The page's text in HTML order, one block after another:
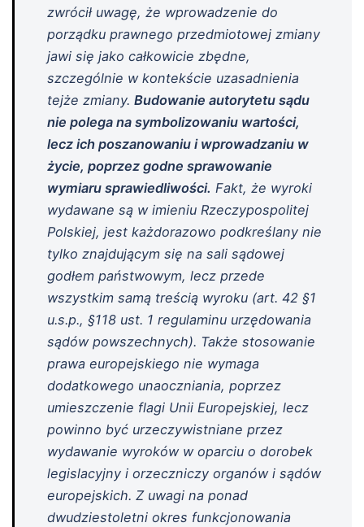
zwrócił uwagę, że wprowadzenie do
porządku prawnego przedmiotowej zmiany
jawi się jako całkowicie zbędne,
szczególnie w kontekście uzasadnienia
tejże zmiany. Budowanie autorytetu sądu
nie polega na symbolizowaniu wartości,
lecz ich poszanowaniu i wprowadzaniu w
życie, poprzez godne sprawowanie
wymiaru sprawiedliwości. Fakt, że wyroki
wydawane są w imieniu Rzeczypospolitej
Polskiej, jest każdorazowo podkreślany nie
tylko znajdującym się na sali sądowej
godłem państwowym, lecz przede
wszystkim samą treścią wyroku (art. 42 §1
u.s.p., §118 ust. 1 regulaminu urzędowania
sądów powszechnych). Także stosowanie
prawa europejskiego nie wymaga
dodatkowego unaoczniania, poprzez
umieszczenie flagi Unii Europejskiej, lecz
powinno być urzeczywistniane przez
wydawanie wyroków w oparciu o dorobek
legislacyjny i orzeczniczy organów i sądów
europejskich. Z uwagi na ponad
dwudziestoletni okres funkcjonowania